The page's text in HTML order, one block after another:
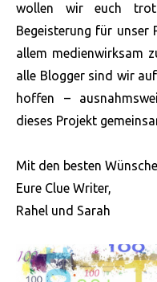
wollen wir euch
Begeisterung für
allem medienwirksam
alle Blogger sind wir
hoffen –
dieses Projekt
Mit den besten
Eure Clue Writer,
Rahel und Sarah